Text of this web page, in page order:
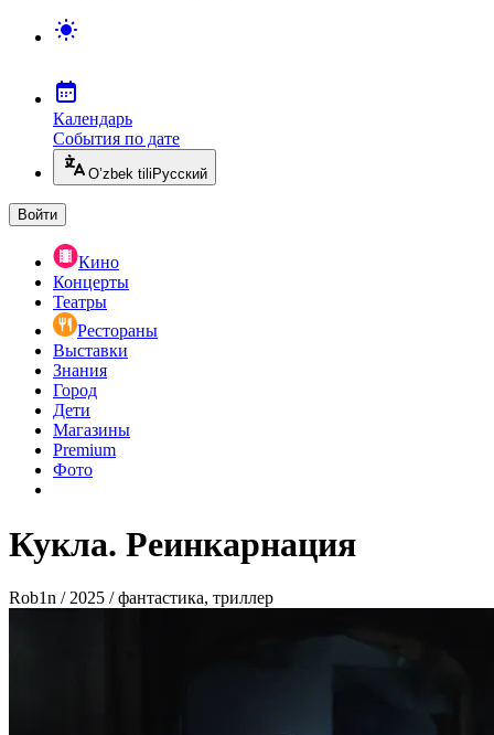
Календарь
События по дате
O’zbek tili Русский
Войти
Кино
Концерты
Театры
Рестораны
Выставки
Знания
Город
Дети
Магазины
Premium
Фото
Кукла. Реинкарнация
Rob1n / 2025 / фантастика, триллер